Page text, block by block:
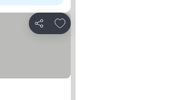
Del
Føj til favoritter